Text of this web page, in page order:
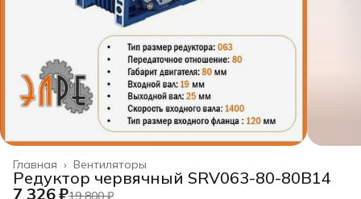
Вентиляторы
Главная ›
Редуктор червячный SRV063-80-80B14
7 326 ₽19 800 ₽